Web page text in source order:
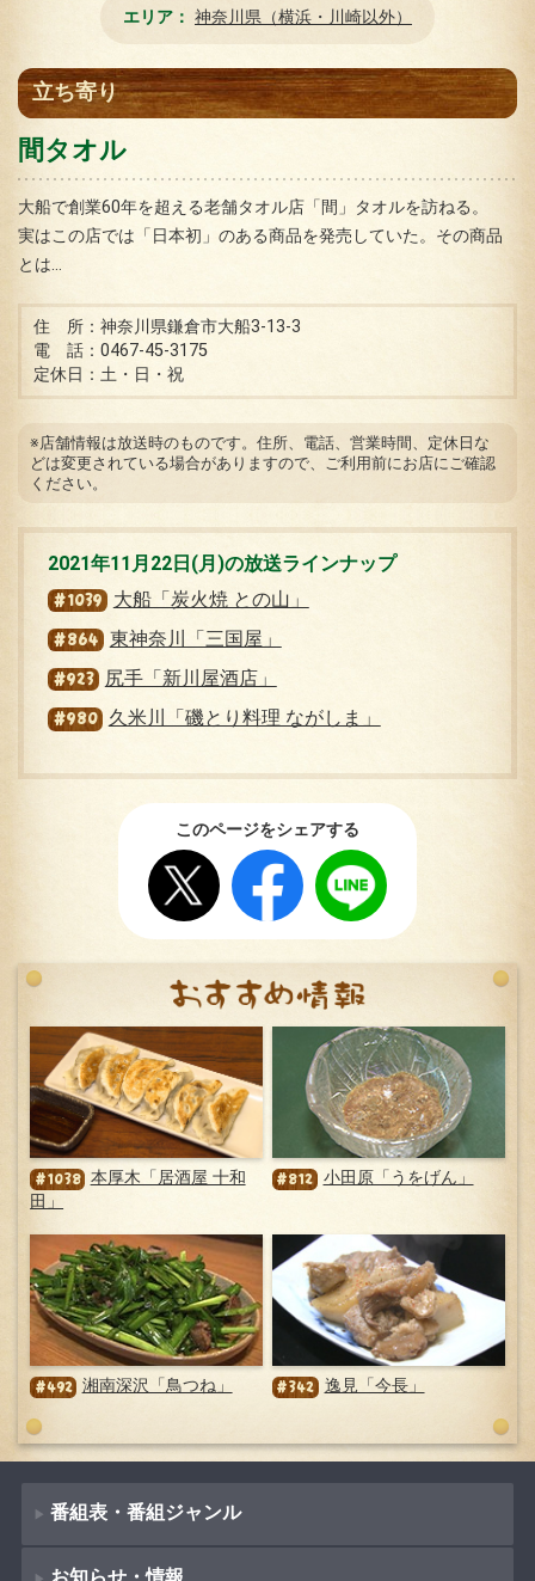
エリア 神奈川県（横浜・川崎以外）
立ち寄り
間タオル
大船で創業60年を超える老舗タオル店「間」タオルを訪ねる。
実はこの店では「日本初」のある商品を発売していた。その商品
とは…
住 所：神奈川県鎌倉市大船3-13-3
電 話：0467-45-3175
定休日：土・日・祝
※店舗情報は放送時のものです。住所、電話、営業時間、定休日な
どは変更されている場合がありますので、ご利用前にお店にご確認
ください。
2021年11月22日(月)の放送ラインナップ
#1039 大船「炭火焼 との山」
#864 東神奈川「三国屋」
#923 尻手「新川屋酒店」
#980 久米川「磯とり料理 ながしま」
このページをシェアする
#1038 本厚木「居酒屋 十和
田」
#812 小田原「うをげん」
#492 湘南深沢「鳥つね」 #342 逸見「今長」
番組表・番組ジャンル
番組表
お知らせ・情報